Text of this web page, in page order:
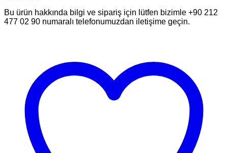
Bu ürün hakkında bilgi ve sipariş için lütfen bizimle +90 212
477 02 90 numaralı telefonumuzdan iletişime geçin.